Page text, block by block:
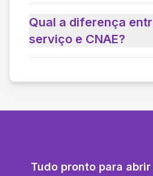
Qual a diferença
serviço e CNAE?
Tudo pronto para